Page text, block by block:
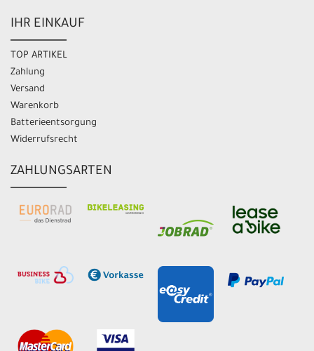
IHR EINKAUF
TOP ARTIKEL
Zahlung
Versand
Warenkorb
Batterieentsorgung
Widerrufsrecht
ZAHLUNGSARTEN